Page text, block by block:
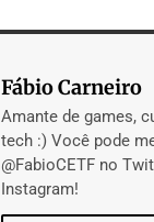
Fábio Carneiro
Amante de games,
tech :) Você pode
@FabioCETF no
Instagram!